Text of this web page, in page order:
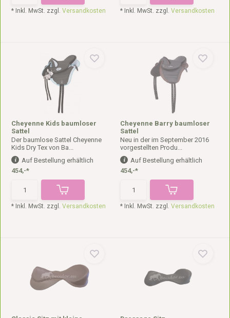
* Inkl. MwSt. zzgl.Versandkosten * Inkl. MwSt. zzgl. Versandkosten
Cheyenne Kids baumloser
Sattel
Der baumlose Sattel Cheyenne
Kids Dry Tex von Ba...
Auf Bestellung erhältlich
454,-*
* Inkl. MwSt. zzgl.Versandkosten
Cheyenne Barry baumloser
Sattel
Neu in der im September 2016
vorgestellten Produ...
Auf Bestellung erhältlich
454,-*
* Inkl. MwSt. zzgl. Versandkosten